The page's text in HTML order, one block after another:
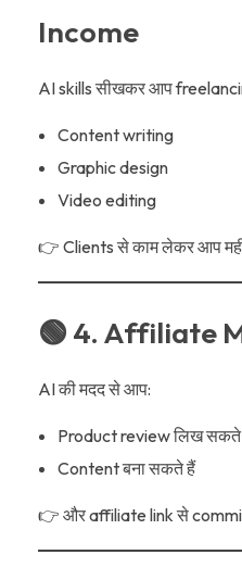
Income
AI skills सीखकर आप
Content writing
Graphic design
Video editing
👉 Clients से काम लेकर आप
🟢 4. Affiliate
AI की मदद से आप:
Product review लिख सकते
Content बना सकते हैं
👉 और affiliate link से